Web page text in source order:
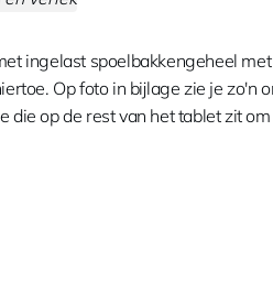
ingelast spoelbakkengeheel
Op foto in bijlage zie je zo'n
op de rest van het tablet zit